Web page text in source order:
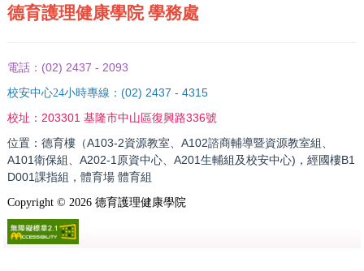
德育護理健康學院 學務處
電話： (02) 2437 - 2093
校安中心24小時專線： (02) 2437 - 4315
校址： 203301 基隆市中山區復興路336號
位置：德育樓（A103-2資源教室、A102諮商輔導暨資源教室組、
A101衛保組、A202-1原資中心、A201生輔組及校安中心)，經國樓B1
D001課指組，體育場 體育組
Copyright © 2026德育護理健康學院